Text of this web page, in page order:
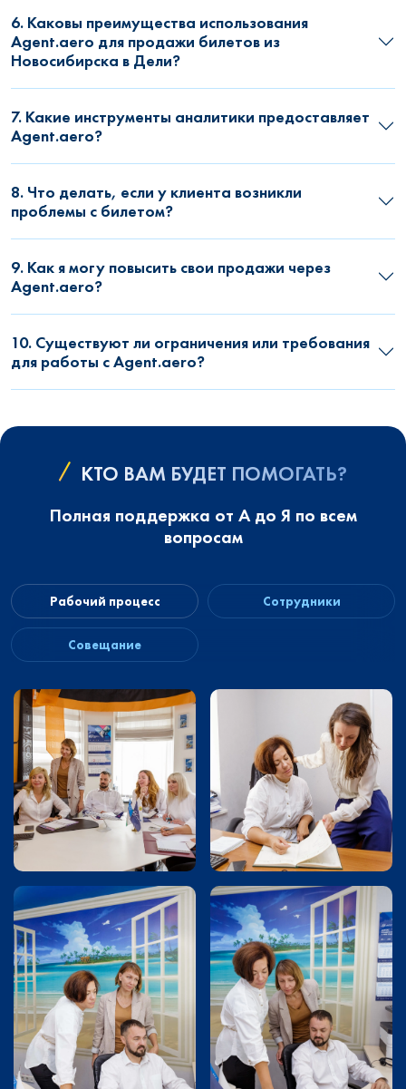
6. Каковы преимущества использования
Agent.aero для продажи билетов из
Новосибирска в Дели?
7. Какие инструменты аналитики предоставляет
Agent.aero?
8. Что делать, если у клиента возникли
проблемы с билетом?
9. Как я могу повысить свои продажи через
Agent.aero?
10. Существуют ли ограничения или требования
для работы с Agent.aero?
КТО ВАМ БУДЕТ ПОМОГАТЬ?
Полная поддержка от А до Я по всем
вопросам
Рабочий процесс Сотрудники
Совещание